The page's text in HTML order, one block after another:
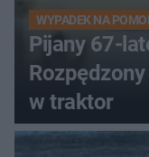
WYPADEK NA
Pijany 67-
w traktor